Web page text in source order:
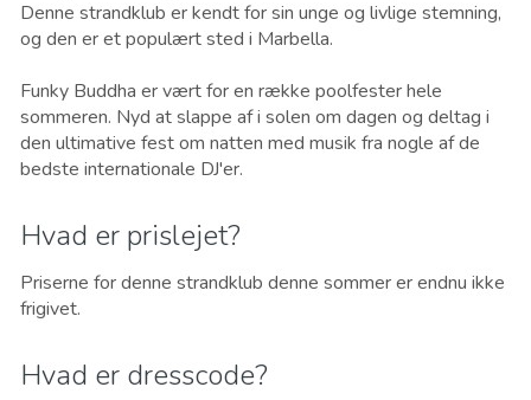
Denne strandklub er kendt for sin unge og livlige stemning,
og den er et populært sted i Marbella.
Funky Buddha er vært for en række poolfester hele
sommeren. Nyd at slappe af i solen om dagen og deltag i
den ultimative fest om natten med musik fra nogle af de
bedste internationale DJ'er.
Hvad er prislejet?
Priserne for denne strandklub denne sommer er endnu ikke
frigivet.
Hvad er dresscode?